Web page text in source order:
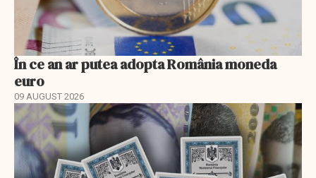
În ce an ar putea adopta România moneda
euro
09 AUGUST 2026